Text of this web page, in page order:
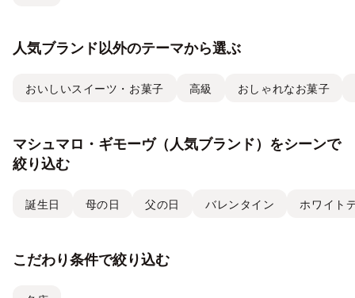
人気ブランド以外のテーマから選ぶ
おいしいスイーツ・お菓子 高級 おしゃれなお菓子
マシュマロ・ギモーヴ（人気ブランド）をシーンで
絞り込む
誕生日 母の日 父の日 バレンタイン ホワイト
こだわり条件で絞り込む